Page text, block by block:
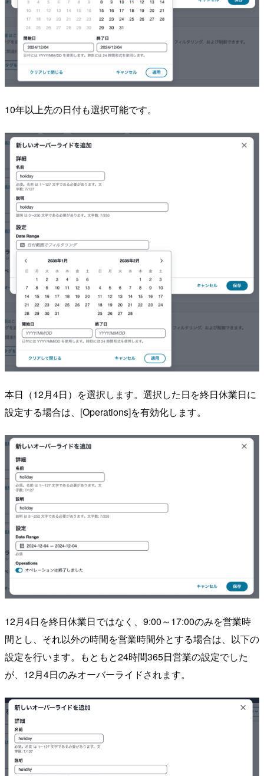
10年以上先の日付も選択可能です。
本日（12月4日）を選択します。選択した日を終日休業日に
設定する場合は、[Operations]を有効化します。
12月4日を終日休業日ではなく、9:00～17:00のみを営業時
間とし、それ以外の時間を営業時間外とする場合は、以下の
設定を行います。もともと24時間365日営業の設定でした
が、12月4日のみオーバーライドされます。